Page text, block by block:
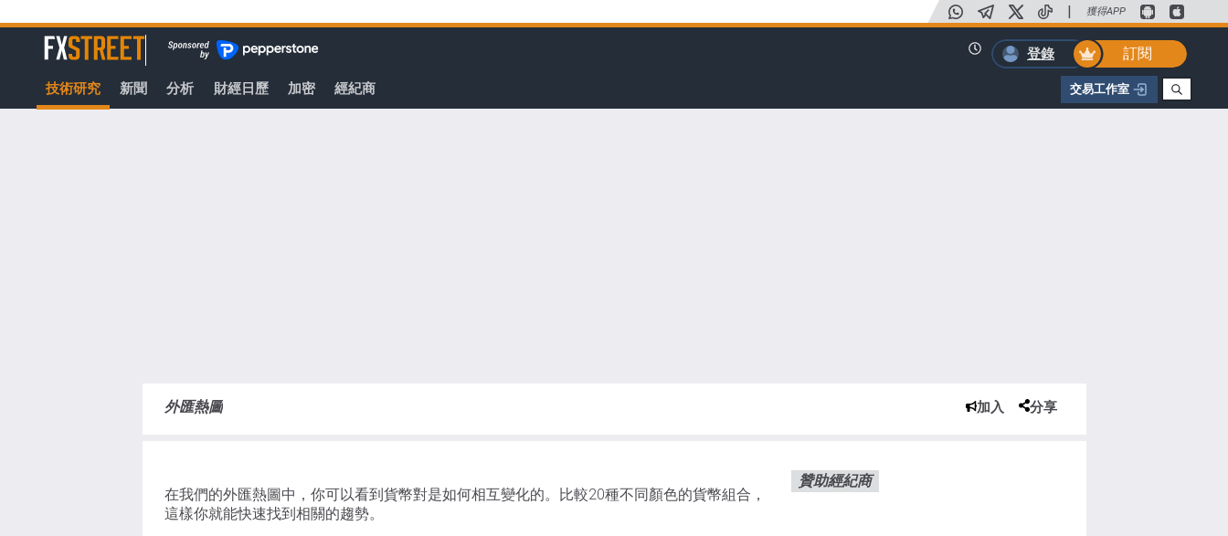
至
容
| 獲得APP
FXStreet
登錄
訂閱
技術研究 新聞 分析 財經日歷 加密 經紀商 交易工作室
外匯熱圖 分享
加入
在我們的外匯熱圖中，你可以看到貨幣對是如何相互變化的。比較20種不同顏色的貨幣組合，
這樣你就能快速找到相關的趨勢。
贊助經紀商